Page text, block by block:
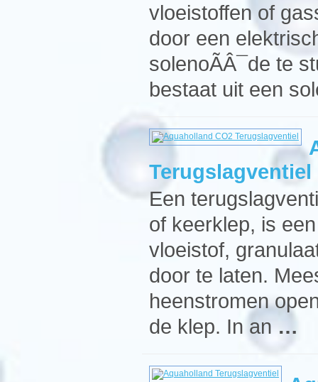
vloeistoffen of
door een
solenoÃÂ¯de te
bestaat uit een
Terugslagventiel
Een
of keerklep, is
vloeistof,
door te laten.
heenstromen
de klep. In an…